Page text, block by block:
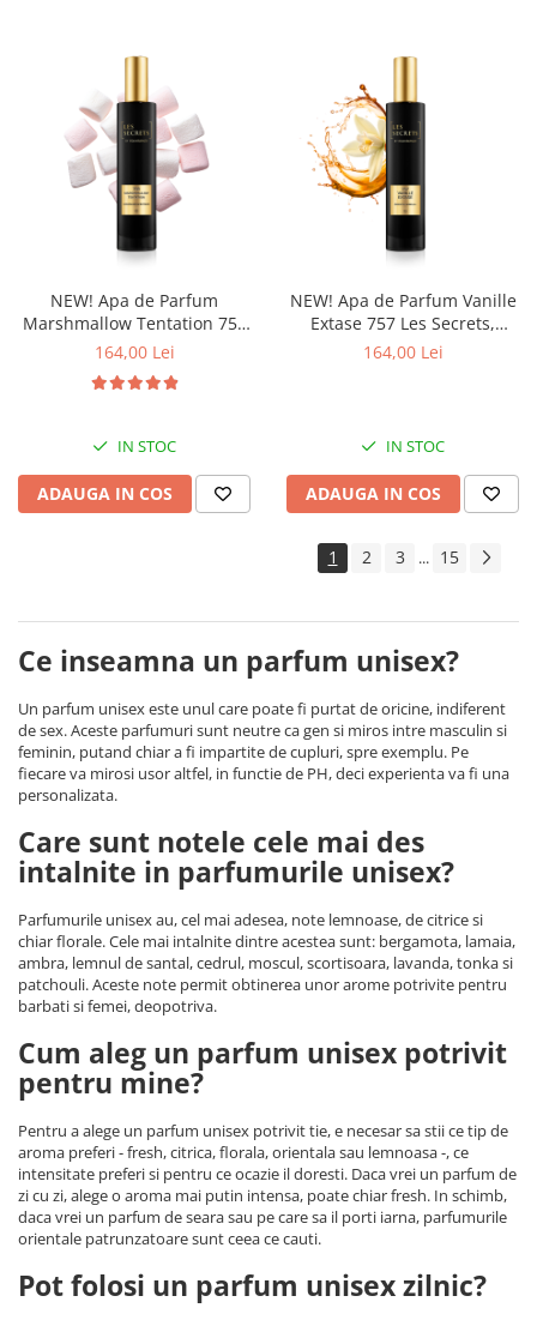
NEW! Apa de Parfum
Marshmallow Tentation 758
Les Secrets, Unisex, 100 ml,
164,00 Lei
IN STOC
ADAUGA IN COS
NEW! Apa de Parfum Vanille
Extase 757 Les Secrets,
Unisex, 100 ml, Equivalenza
164,00 Lei
IN STOC
ADAUGA IN COS
1 2 3 ... 15
Ce inseamna un parfum unisex?
Un parfum unisex este unul care poate fi purtat de oricine, indiferent
de sex. Aceste parfumuri sunt neutre ca gen si miros intre masculin si
feminin, putand chiar a fi impartite de cupluri, spre exemplu. Pe
fiecare va mirosi usor altfel, in functie de PH, deci experienta va fi una
personalizata.
Care sunt notele cele mai des
intalnite in parfumurile unisex?
Parfumurile unisex au, cel mai adesea, note lemnoase, de citrice si
chiar florale. Cele mai intalnite dintre acestea sunt: bergamota, lamaia,
ambra, lemnul de santal, cedrul, moscul, scortisoara, lavanda, tonka si
patchouli. Aceste note permit obtinerea unor arome potrivite pentru
barbati si femei, deopotriva.
Cum aleg un parfum unisex potrivit
pentru mine?
Pentru a alege un parfum unisex potrivit tie, e necesar sa stii ce tip de
aroma preferi - fresh, citrica, florala, orientala sau lemnoasa -, ce
intensitate preferi si pentru ce ocazie il doresti. Daca vrei un parfum de
zi cu zi, alege o aroma mai putin intensa, poate chiar fresh. In schimb,
daca vrei un parfum de seara sau pe care sa il porti iarna, parfumurile
orientale patrunzatoare sunt ceea ce cauti.
Pot folosi un parfum unisex zilnic?